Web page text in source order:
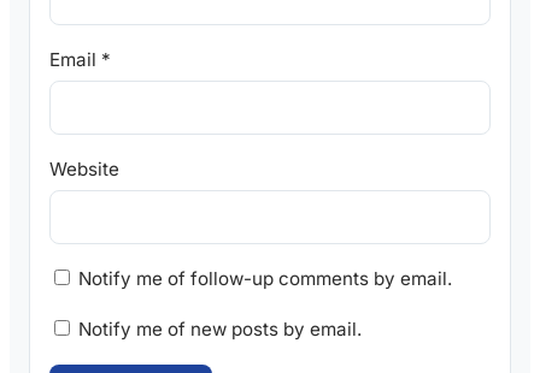
Email *
Website
Notify me of follow-up comments by email.
Notify me of new posts by email.